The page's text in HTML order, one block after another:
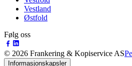
Vestland
Østfold
Følg oss
© 2026 Frankering & Kopiservice AS
Informasjonskapsler